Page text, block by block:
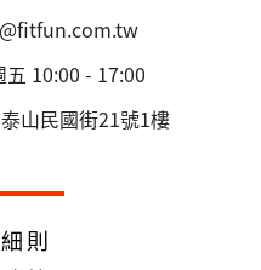
10:00 - 17:00
山民國街21號1樓
則